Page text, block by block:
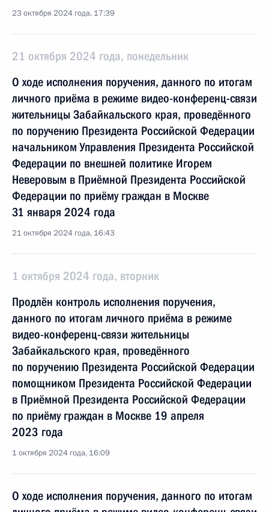
23 октября 2024 года, 17:39
21 октября 2024 года, понедельник
О ходе исполнения поручения, данного по итогам
личного приёма в режиме видео-конференц-связи
жительницы Забайкальского края, проведённого
по поручению Президента Российской Федерации
начальником Управления Президента Российской
Федерации по внешней политике Игорем
Неверовым в Приёмной Президента Российской
Федерации по приёму граждан в Москве
31 января 2024 года
21 октября 2024 года, 16:43
1 октября 2024 года, вторник
Продлён контроль исполнения поручения,
данного по итогам личного приёма в режиме
видео-конференц-связи жительницы
Забайкальского края, проведённого
по поручению Президента Российской Федерации
помощником Президента Российской Федерации
в Приёмной Президента Российской Федерации
по приёму граждан в Москве 19 апреля
2023 года
1 октября 2024 года, 16:09
О ходе исполнения поручения, данного по итогам